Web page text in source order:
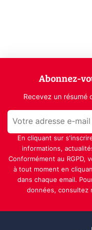
Abonnez-
Recevez un résumé
En cliquant sur
informations,
Conformément au RGPD,
à tout moment en
dans chaque email.
données, consultez